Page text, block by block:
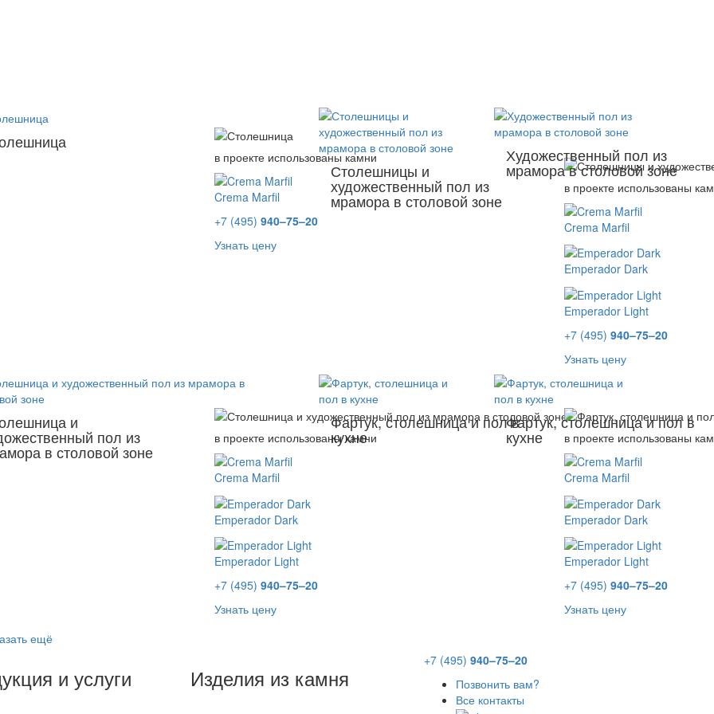
в проекте использованы камни
Crema Marfil
+7 (495) 940–75–20
Узнать цену
Столешницы и
художественный пол из
мрамора в столовой зоне
в проекте использованы
Crema Marfil
Emperador Dark
Emperador Light
+7 (495) 940–75–20
Узнать цену
Художественный пол из
мрамора в столовой зоне
и
пол из
в столовой зоне
в проекте использованы камни
Crema Marfil
Emperador Dark
Emperador Light
+7 (495) 940–75–20
Узнать цену
Фартук, столешница и пол в
кухне в проекте использованы
Crema Marfil
Emperador Dark
Emperador Light
+7 (495) 940–75–20
Узнать цену
Фартук, столешница и пол в
кухне
ещё
и услуги Изделия из камня
+7 (495) 940–75–20
Позвонить вам?
Все контакты